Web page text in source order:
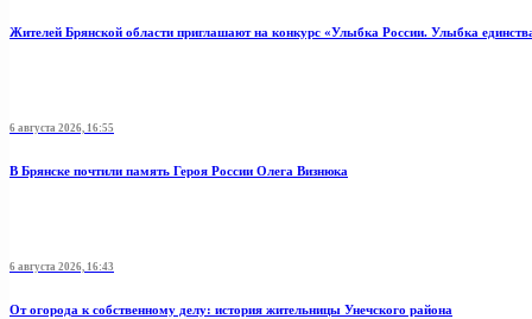
Жителей Брянской области приглашают на конкурс «Улыбка России. Улыбка
6 августа 2026, 16:55
В Брянске почтили память Героя России Олега Визнюка
6 августа 2026, 16:43
От огорода к собственному делу: история жительницы Унечского района